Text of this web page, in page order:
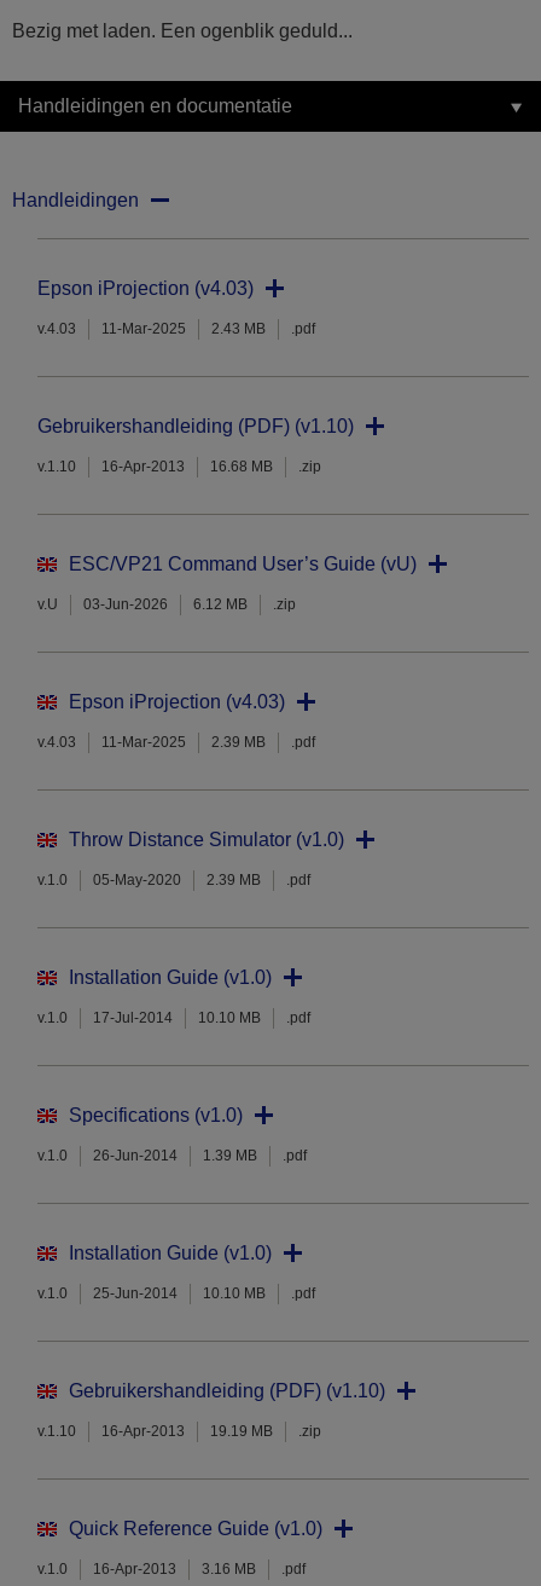
Bezig met laden. Een ogenblik geduld...
Handleidingen en documentatie
Handleidingen
Epson iProjection (v4.03)
v.4.03 11-Mar-2025 2.43 MB .pdf
Gebruikershandleiding (PDF) (v1.10)
v.1.10 16-Apr-2013 16.68 MB .zip
ESC/VP21 Command User’s Guide (vU)
v.U 03-Jun-2026 6.12 MB .zip
Epson iProjection (v4.03)
v.4.03 11-Mar-2025 2.39 MB .pdf
Throw Distance Simulator (v1.0)
v.1.0 05-May-2020 2.39 MB .pdf
Installation Guide (v1.0)
v.1.0 17-Jul-2014 10.10 MB .pdf
Specifications (v1.0)
v.1.0 26-Jun-2014 1.39 MB .pdf
Installation Guide (v1.0)
v.1.0 25-Jun-2014 10.10 MB .pdf
Gebruikershandleiding (PDF) (v1.10)
v.1.10 16-Apr-2013 19.19 MB .zip
Quick Reference Guide (v1.0)
v.1.0 16-Apr-2013 3.16 MB .pdf